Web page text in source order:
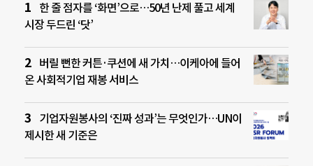
한 줄 점자를 ‘화면’으로…50년 난제 풀고 세계
시장 두드린 ‘닷’
버릴 뻔한 커튼·쿠션에 새 가치…이케아에 들어
온 사회적기업 재봉 서비스
기업자원봉사의 ‘진짜 성과’는 무엇인가…UN이
제시한 새 기준은